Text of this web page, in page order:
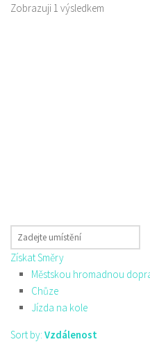
Zobrazuji 1 výsledkem
Získat Směry
Městskou hromadnou
Chůze
Jízda na kole
Sort by: Vzdálenost